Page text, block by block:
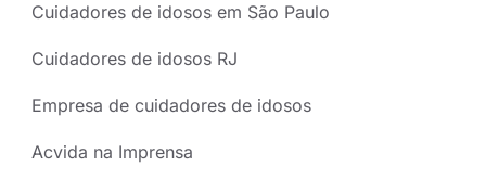
Cuidadores de idosos em São Paulo
Cuidadores de idosos RJ
Empresa de cuidadores de idosos
Acvida na Imprensa